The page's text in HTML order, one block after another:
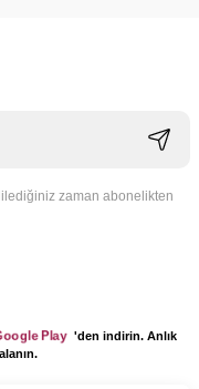
zaman abonelikten
Play
'den indirin. Anlık